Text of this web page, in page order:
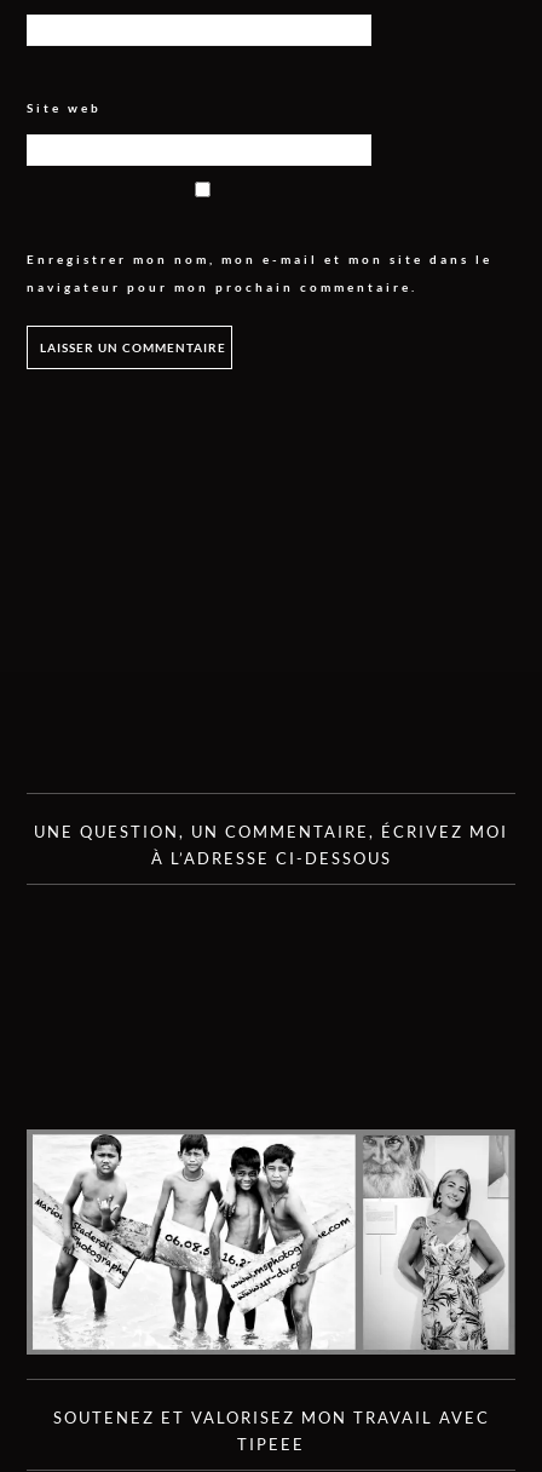
Site web
Enregistrer mon nom, mon e-mail et mon site dans le
navigateur pour mon prochain commentaire.
UNE QUESTION, UN COMMENTAIRE, ÉCRIVEZ MOI
À L’ADRESSE CI-DESSOUS
SOUTENEZ ET VALORISEZ MON TRAVAIL AVEC
TIPEEE